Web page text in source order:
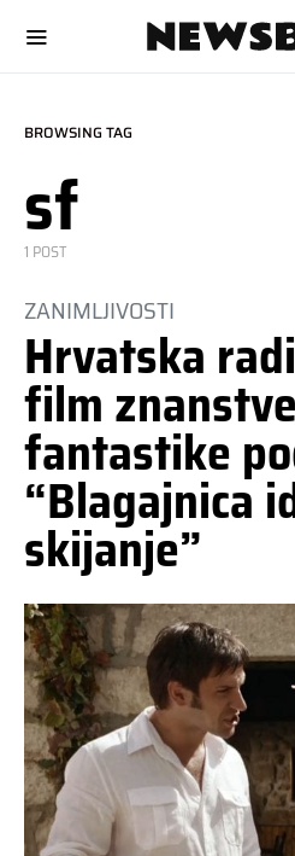
BROWSING TAG
sf
1 POST
ZANIMLJIVOSTI
Hrvatska
film
fantastike
“Blagajnica
skijanje”